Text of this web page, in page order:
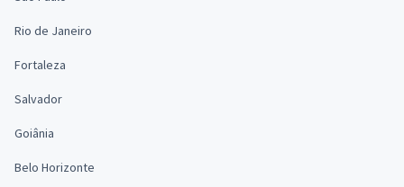
Rio de Janeiro
Fortaleza
Salvador
Goiânia
Belo Horizonte